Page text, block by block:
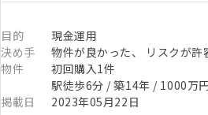
目的
現金運用
決め手
物件が良かった、 リスクが
物件
初回購入1件
駅徒歩6分 / 築14年 / 1000万
掲載日
2023年05月22日